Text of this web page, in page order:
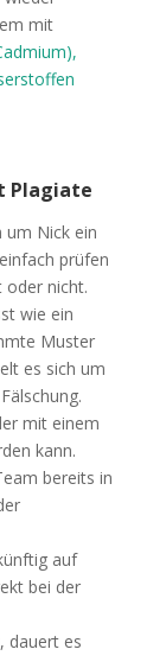
mit
Plagiate
um Nick ein
prüfen
oder nicht.
wie ein
Muster
es sich um
mit einem
kann.
bereits in
auf
bei der
dauert es